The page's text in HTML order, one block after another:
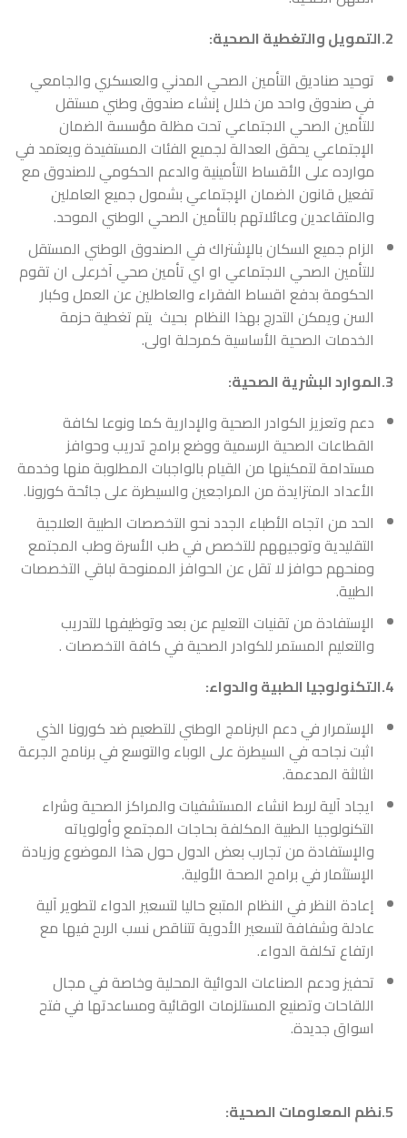
2.التمويل والتغطية الصحية:
توحيد صناديق التأمين الصحي المدني والعسكري والجامعي
في صندوق واحد من خلال إنشاء صندوق وطني مستقل
للتأمين الصحي الاجتماعي تحت مظلة مؤسسة الضمان
الإجتماعي يحقق العدالة لجميع الفئات المستفيدة ويعتمد في
موارده على الأقساط التأمينية والدعم الحكومي للصندوق مع
تفعيل قانون الضمان الإجتماعي بشمول جميع العاملين
والمتقاعدين وعائلاتهم بالتأمين الصحي الوطني الموحد.
الزام جميع السكان بالإشتراك في الصندوق الوطني المستقل
للتأمين الصحي الاجتماعي او اي تأمين صحي آخرعلى ان تقوم
الحكومة بدفع اقساط الفقراء والعاطلين عن العمل وكبار
السن ويمكن التدرج بهذا النظام بحيث يتم تغطية حزمة
الخدمات الصحية الأساسية كمرحلة اولى.
3.الموارد البشرية الصحية:
دعم وتعزيز الكوادر الصحية والإدارية كما ونوعا لكافة
القطاعات الصحية الرسمية ووضع برامج تدريب وحوافز
مستدامة لتمكينها من القيام بالواجبات المطلوبة منها وخدمة
الأعداد المتزايدة من المراجعين والسيطرة على جائحة كورونا.
الحد من اتجاه الأطباء الجدد نحو التخصصات الطبية العلاجية
التقليدية وتوجيههم للتخصص في طب الأسرة وطب المجتمع
ومنحهم حوافز لا تقل عن الحوافز الممنوحة لباقي التخصصات
الطبية.
الإستفادة من تقنيات التعليم عن بعد وتوظيفها للتدريب
والتعليم المستمر للكوادر الصحية في كافة التخصصات .
4.التكنولوجيا الطبية والدواء:
الإستمرار في دعم البرنامج الوطني للتطعيم ضد كورونا الذي
اثبت نجاحه في السيطرة على الوباء والتوسع في برنامج الجرعة
الثالثة المدعمة.
ايجاد آلية لربط انشاء المستشفيات والمراكز الصحية وشراء
التكنولوجيا الطبية المكلفة بحاجات المجتمع وأولوياته
والإستفادة من تجارب بعض الدول حول هذا الموضوع وزيادة
الإستثمار في برامج الصحة الأولية.
إعادة النظر في النظام المتبع حاليا لتسعير الدواء لتطوير آلية
عادلة وشفافة لتسعير الأدوية تتناقص نسب الربح فيها مع
ارتفاع تكلفة الدواء.
تحفيز ودعم الصناعات الدوائية المحلية وخاصة في مجال
اللقاحات وتصنيع المستلزمات الوقائية ومساعدتها في فتح
اسواق جديدة.
5.نظم المعلومات الصحية: